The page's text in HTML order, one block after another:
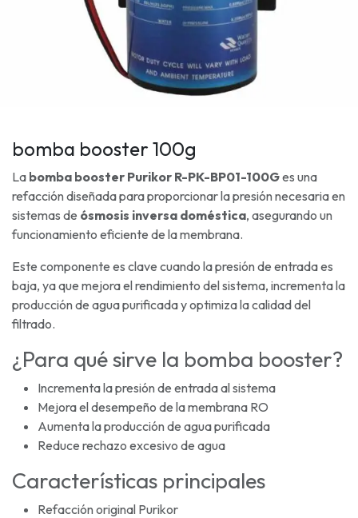
bomba booster 100g
La bomba booster Purikor R-PK-BP01-100Ges una
refacción diseñada para proporcionar la presión necesaria en
sistemas de ósmosis inversa doméstica, asegurando un
funcionamiento eficiente de la membrana.
Este componente es clave cuando la presión de entrada es
baja, ya que mejora el rendimiento del sistema, incrementa la
producción de agua purificada y optimiza la calidad del
filtrado.
¿Para qué sirve la bomba booster?
Incrementa la presión de entrada al sistema
Mejora el desempeño de la membrana RO
Aumenta la producción de agua purificada
Reduce rechazo excesivo de agua
Características principales
Refacción original Purikor